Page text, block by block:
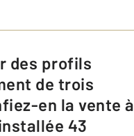
de trois
en la vente à
43